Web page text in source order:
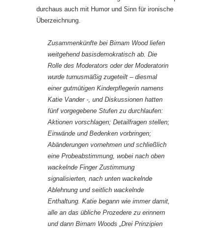
durchaus auch mit Humor und Sinn für ironische
Überzeichnung.
Zusammenkünfte bei Birnam Wood liefen
weitgehend basisdemokratisch ab. Die
Rolle des Moderators oder der Moderatorin
wurde turnusmäßig zugeteilt – diesmal
einer gutmütigen Kinderpflegerin namens
Katie Vander -, und Diskussionen hatten
fünf vorgegebene Stufen zu durchlaufen:
Aktionen vorschlagen; Detailfragen stellen;
Einwände und Bedenken vorbringen;
Abänderungen vornehmen und schließlich
eine Probeabstimmung, wobei nach oben
wackelnde Finger Zustimmung
signalisierten, nach unten wackelnde
Ablehnung und seitlich wackelnde
Enthaltung. Katie begann wie immer damit,
alle an das übliche Prozedere zu erinnern
und dann Birnam Woods „Drei Prinzipien